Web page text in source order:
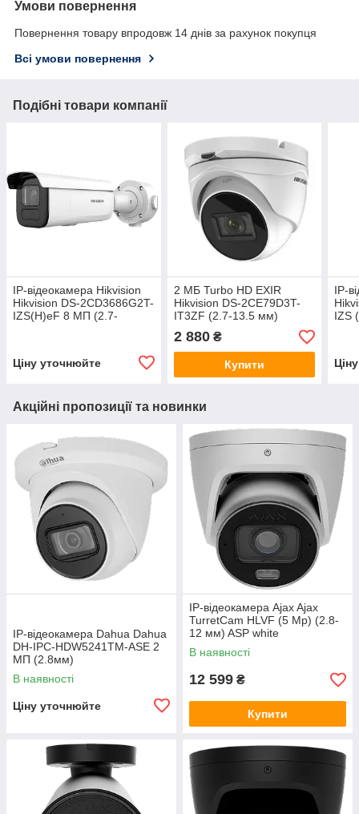
Умови повернення
Повернення товару впродовж 14 днів за рахунок покупця
Всі умови повернення
Подібні товари компанії
IP-відеокамера Hikvision
Hikvision DS-2CD3686G2T-
IZS(H)eF 8 МП (2.7-
Ціну уточнюйте
2 МБ Turbo HD EXIR
Hikvision DS-2CE79D3T-
IT3ZF (2.7-13.5 мм)
2 880₴
Купити
IP-
IZS
Акційні пропозиції та новинки
IP-відеокамера Dahua Dahua
DH-IPC-HDW5241TM-ASE 2
МП (2.8мм)
В наявності
Ціну уточнюйте
IP-відеокамера Ajax Ajax
TurretCam HLVF (5 Mp) (2.8-
12 мм) ASP white
В наявності
12 599 ₴
Купити